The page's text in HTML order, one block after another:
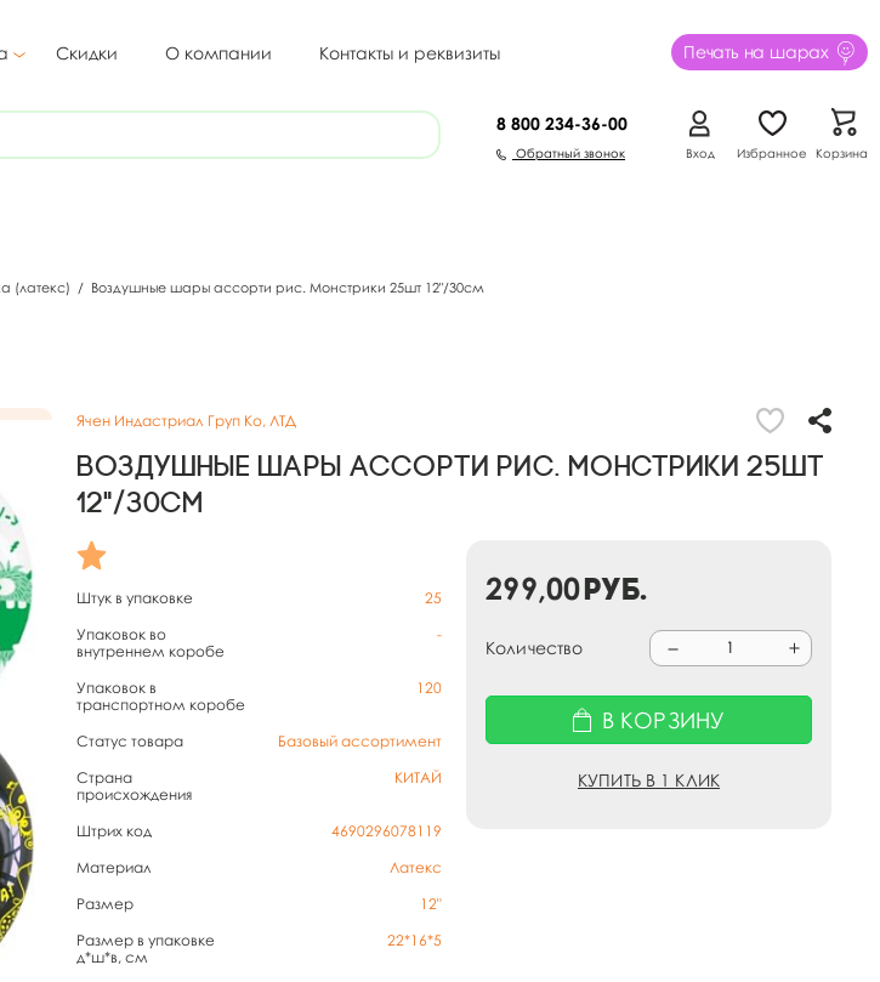
Скидки О компании Контакты и реквизиты Печать на шарах
8 800 234-36-00
Обратный звонок Вход Избранное Корзина
(латекс) / Воздушные шары ассорти рис. Монстрики 25шт 12"/30см
Ячен Индастриал Груп Ко, ЛТД
Воздушные шары ассорти рис. Монстрики 25шт
12"/30см
Штук в упаковке
25
Упаковок во
внутреннем коробе
-
Упаковок в
транспортном коробе
120
Статус товара
Базовый ассортимент
Страна
происхождения
КИТАЙ
Штрих код
4690296078119
Материал
Латекс
Размер
12"
Размер в упаковке
д*ш*в, см
22*16*5
299,00руб.
Количество
В КОРЗИНУ
КУПИТЬ В 1 КЛИК